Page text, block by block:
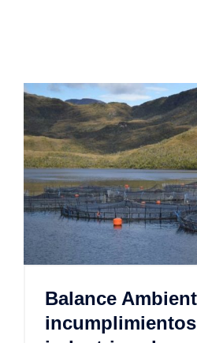
Balance